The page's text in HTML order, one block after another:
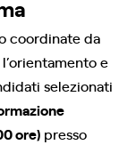
coordinate da
e
selezionati
ore) presso